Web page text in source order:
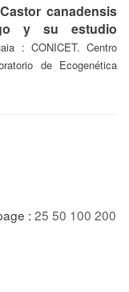
canadensis
y su estudio
: CONICET. Centro
de Ecogenética
: 25 50 100 200